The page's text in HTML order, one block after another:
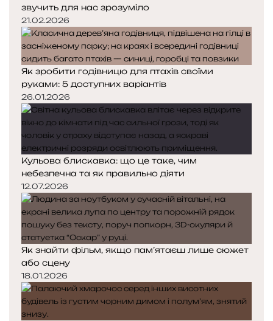
звучить для нас зрозуміло
21.02.2026
Як зробити годівницю для птахів своїми
руками: 5 доступних варіантів
26.01.2026
Кульова блискавка: що це таке, чим
небезпечна та як правильно діяти
12.07.2026
Як знайти фільм, якщо пам’ятаєш лише сюжет
або сцену
18.01.2026